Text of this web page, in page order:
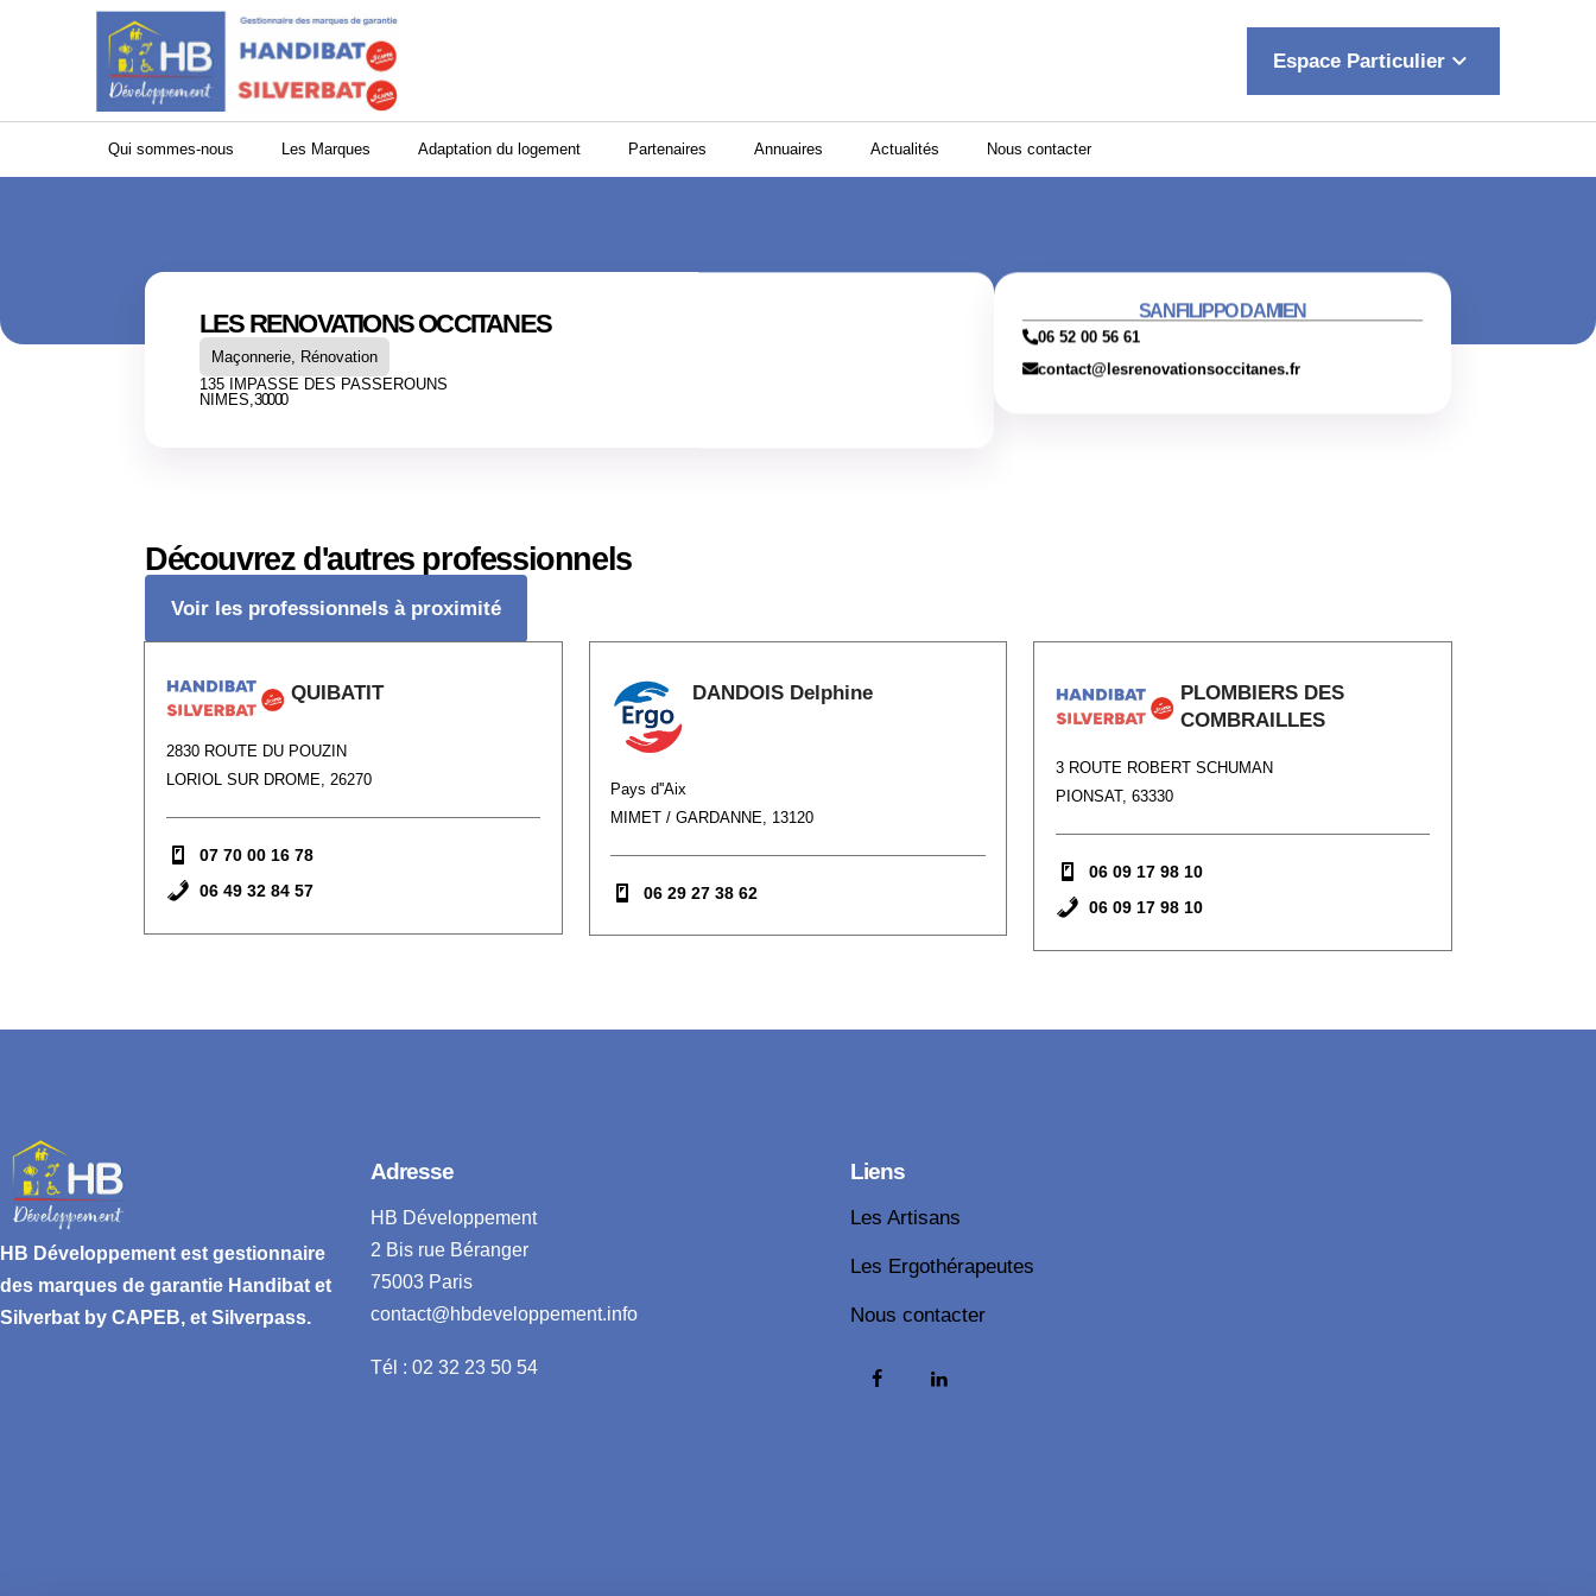
Panneau de gestion des cookies
Espace Particulier keyboard_arrow_down
Qui sommes-nous Les Marques Adaptation du logement Partenaires Annuaires Actualités Nous contacter
LES RENOVATIONS OCCITANES
Maçonnerie, Rénovation
135 IMPASSE DES PASSEROUNS
NIMES,30000
SANFILIPPO DAMIEN
06 52 00 56 61
contact@lesrenovationsoccitanes.fr
Découvrez d'autres professionnels
Voir les professionnels à proximité
QUIBATIT
2830 ROUTE DU POUZIN
LORIOL SUR DROME, 26270
07 70 00 16 78
06 49 32 84 57
DANDOIS Delphine
Pays d''Aix
MIMET / GARDANNE, 13120
06 29 27 38 62
PLOMBIERS DES
COMBRAILLES
3 ROUTE ROBERT SCHUMAN
PIONSAT, 63330
06 09 17 98 10
06 09 17 98 10
HB Développement est gestionnaire
des marques de garantie Handibat et
Silverbat by CAPEB, et Silverpass.
Adresse
HB Développement
2 Bis rue Béranger
75003 Paris
contact@hbdeveloppement.info
Tél : 02 32 23 50 54
Liens
Les Artisans
Les Ergothérapeutes
Nous contacter